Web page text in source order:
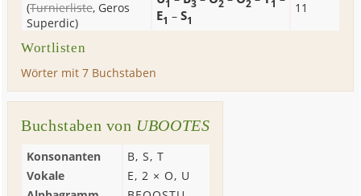
(Turnierliste, Geros
Superdic)
1 3 2 2 1
E1 –S1
11
Wortlisten
Wörter mit 7 Buchstaben
Buchstaben von UBOOTES
Konsonanten B,S,T
Vokale
E, 2 × O, U